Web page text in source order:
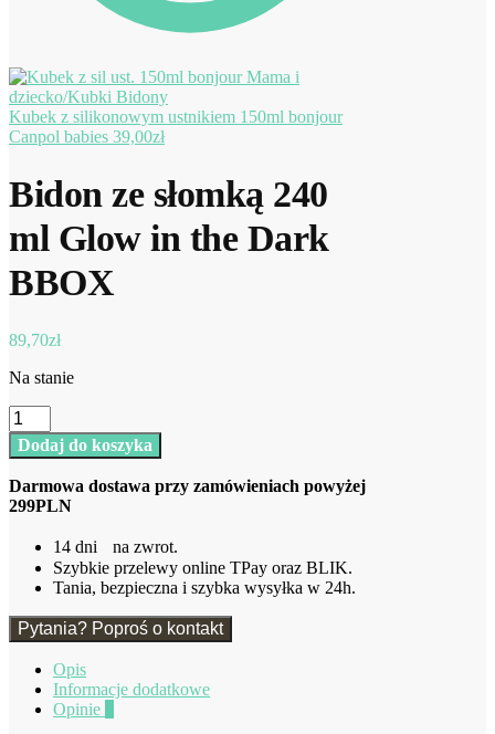
Kubek z silikonowym ustnikiem 150ml bonjour
Canpol babies 39,00zł
Bidon ze słomką 240
ml Glow in the Dark
BBOX
89,70zł
Na stanie
ilość
Bidon
ze
240
ml
Dark
BBOX
Dodaj do koszyka
Darmowa dostawa przy zamówieniach powyżej
299PLN
14 dni na zwrot.
Szybkie przelewy online TPay oraz BLIK.
Tania, bezpieczna i szybka wysyłka w 24h.
Pytania? Poproś o kontakt
Opis
Informacje dodatkowe
Opinie